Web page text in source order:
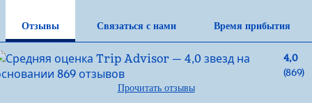
Отзывы Связаться с нами
Время прибытия
4,0
(869)
Прочитать отзывы